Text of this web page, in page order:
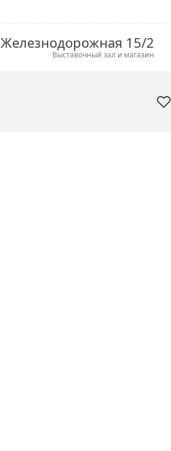
Железнодорожная 15/2
Выставочный зал и магазин